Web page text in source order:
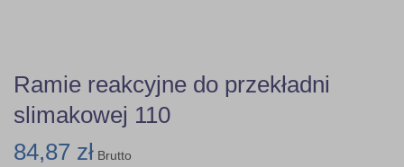
Ramie reakcyjne do przekładni
slimakowej 110
84,87 zł Brutto